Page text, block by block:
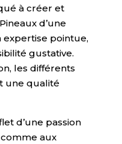
à créer et
d’une
expertise pointue,
gustative.
les différents
une qualité
d’une passion
aux